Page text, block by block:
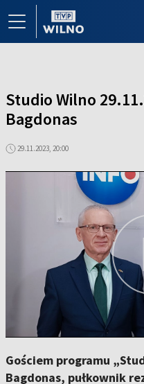
Studio Wilno
Bagdonas
29.11.2023, 20:00
Gościem programu
Bagdonas, pułkownik